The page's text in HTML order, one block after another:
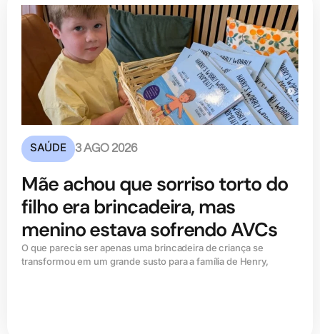
SAÚDE 3 AGO 2026
Mãe achou que sorriso torto do
filho era brincadeira, mas
menino estava sofrendo AVCs
O que parecia ser apenas uma brincadeira de criança se
transformou em um grande susto para a família de Henry,